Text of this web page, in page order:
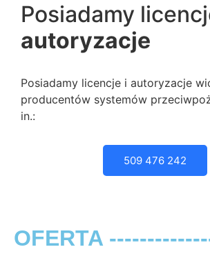
Posiadamy
autoryzacje
Posiadamy licencje i autoryzacje
producentów systemów
in.:
509 476 242
OFERTA